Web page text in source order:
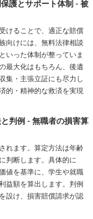
護とサポート体制 - 被
けることで、適正な賠償
向けには、無料法律相談
いった体制が整っていま
最大化はもちろん、後遺
集・主張立証にも尽力し
的・精神的な救済を実現
判例 - 無職者の損害算
れます。算定方法は年齢
判断します。具体的に
値を基準に、学生や就職
益額を算出します。判例
設け、損害賠償請求が認